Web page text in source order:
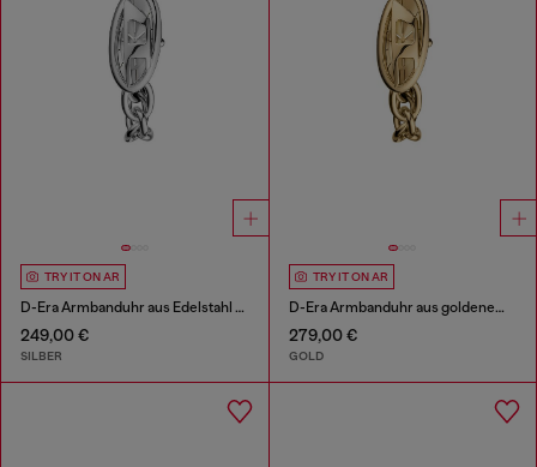
TRY IT ON AR
D-Era Armbanduhr aus Edelstahl mit zwei Zeigern
249,00 €
SILBER
TRY IT ON AR
D-Era Armbanduhr aus goldenem Edelstahl mit zwei Zeigern
279,00 €
GOLD